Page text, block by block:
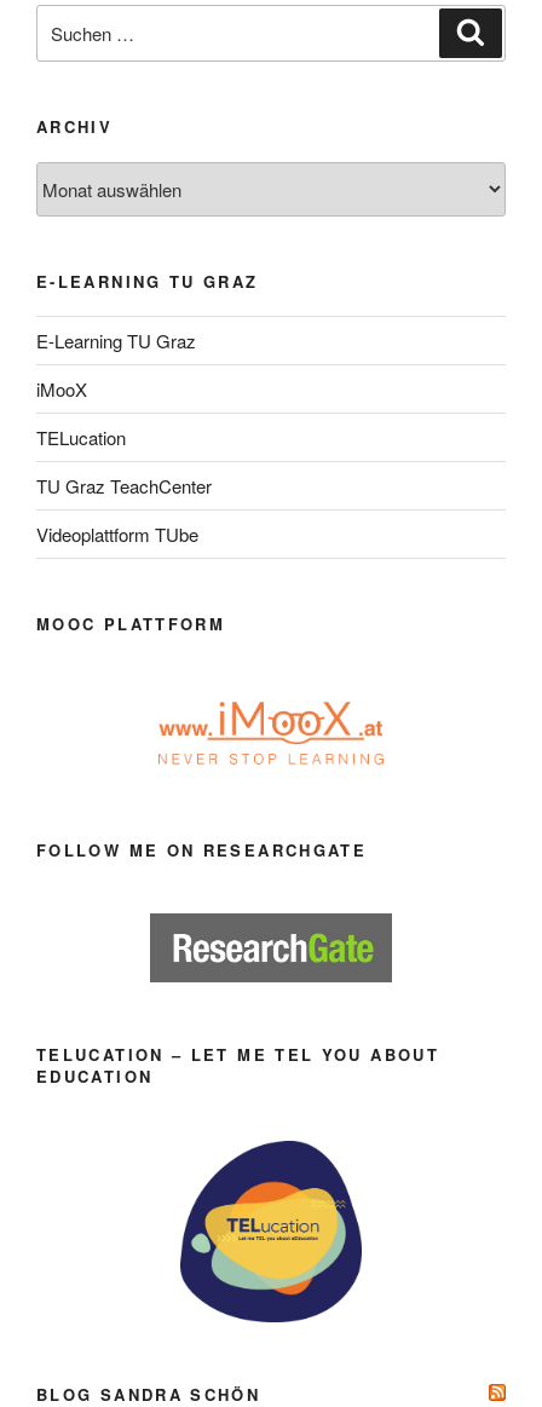
nach:
ARCHIV
E-LEARNING TU GRAZ
E-Learning TU Graz
iMooX
TELucation
TU Graz TeachCenter
Videoplattform TUbe
MOOC PLATTFORM
FOLLOW ME ON RESEARCHGATE
TELUCATION – LET ME TEL YOU ABOUT
EDUCATION
BLOG SANDRA SCHÖN